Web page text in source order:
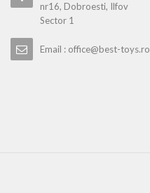
nr16, Dobroesti, Ilfov
Sector 1
Email : office@best-toys.ro